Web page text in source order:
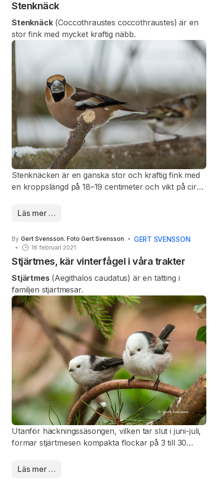
Stenknäck
Stenknäck(Coccothraustes coccothraustes) är en
stor fink med mycket kraftig näbb.
Stenknäcken är en ganska stor och kraftig fink med
en kroppslängd på 18–19 centimeter och vikt på cirka
näbb, stort huvud, tjurnacke och kort stjärt.
vingpennorna är svarta, men honan har ett grått
stråk längs armpennorna, vilket är enda synliga
skillnaden mellan könen.
Läs mer …
By Gert Svensson. Foto Gert Svensson GERT SVENSSON
16 februari 2021
Stjärtmes, kär vinterfågel i våra trakter
Stjärtmes(Aegithalos caudatus) är en tätting i
familjen stjärtmesar.
Utanför häckningssäsongen, vilken tar slut i juni-juli,
formar stjärtmesen kompakta flockar på 3 till 30
och ungar från föregående häckningssäsong)
Läs mer …